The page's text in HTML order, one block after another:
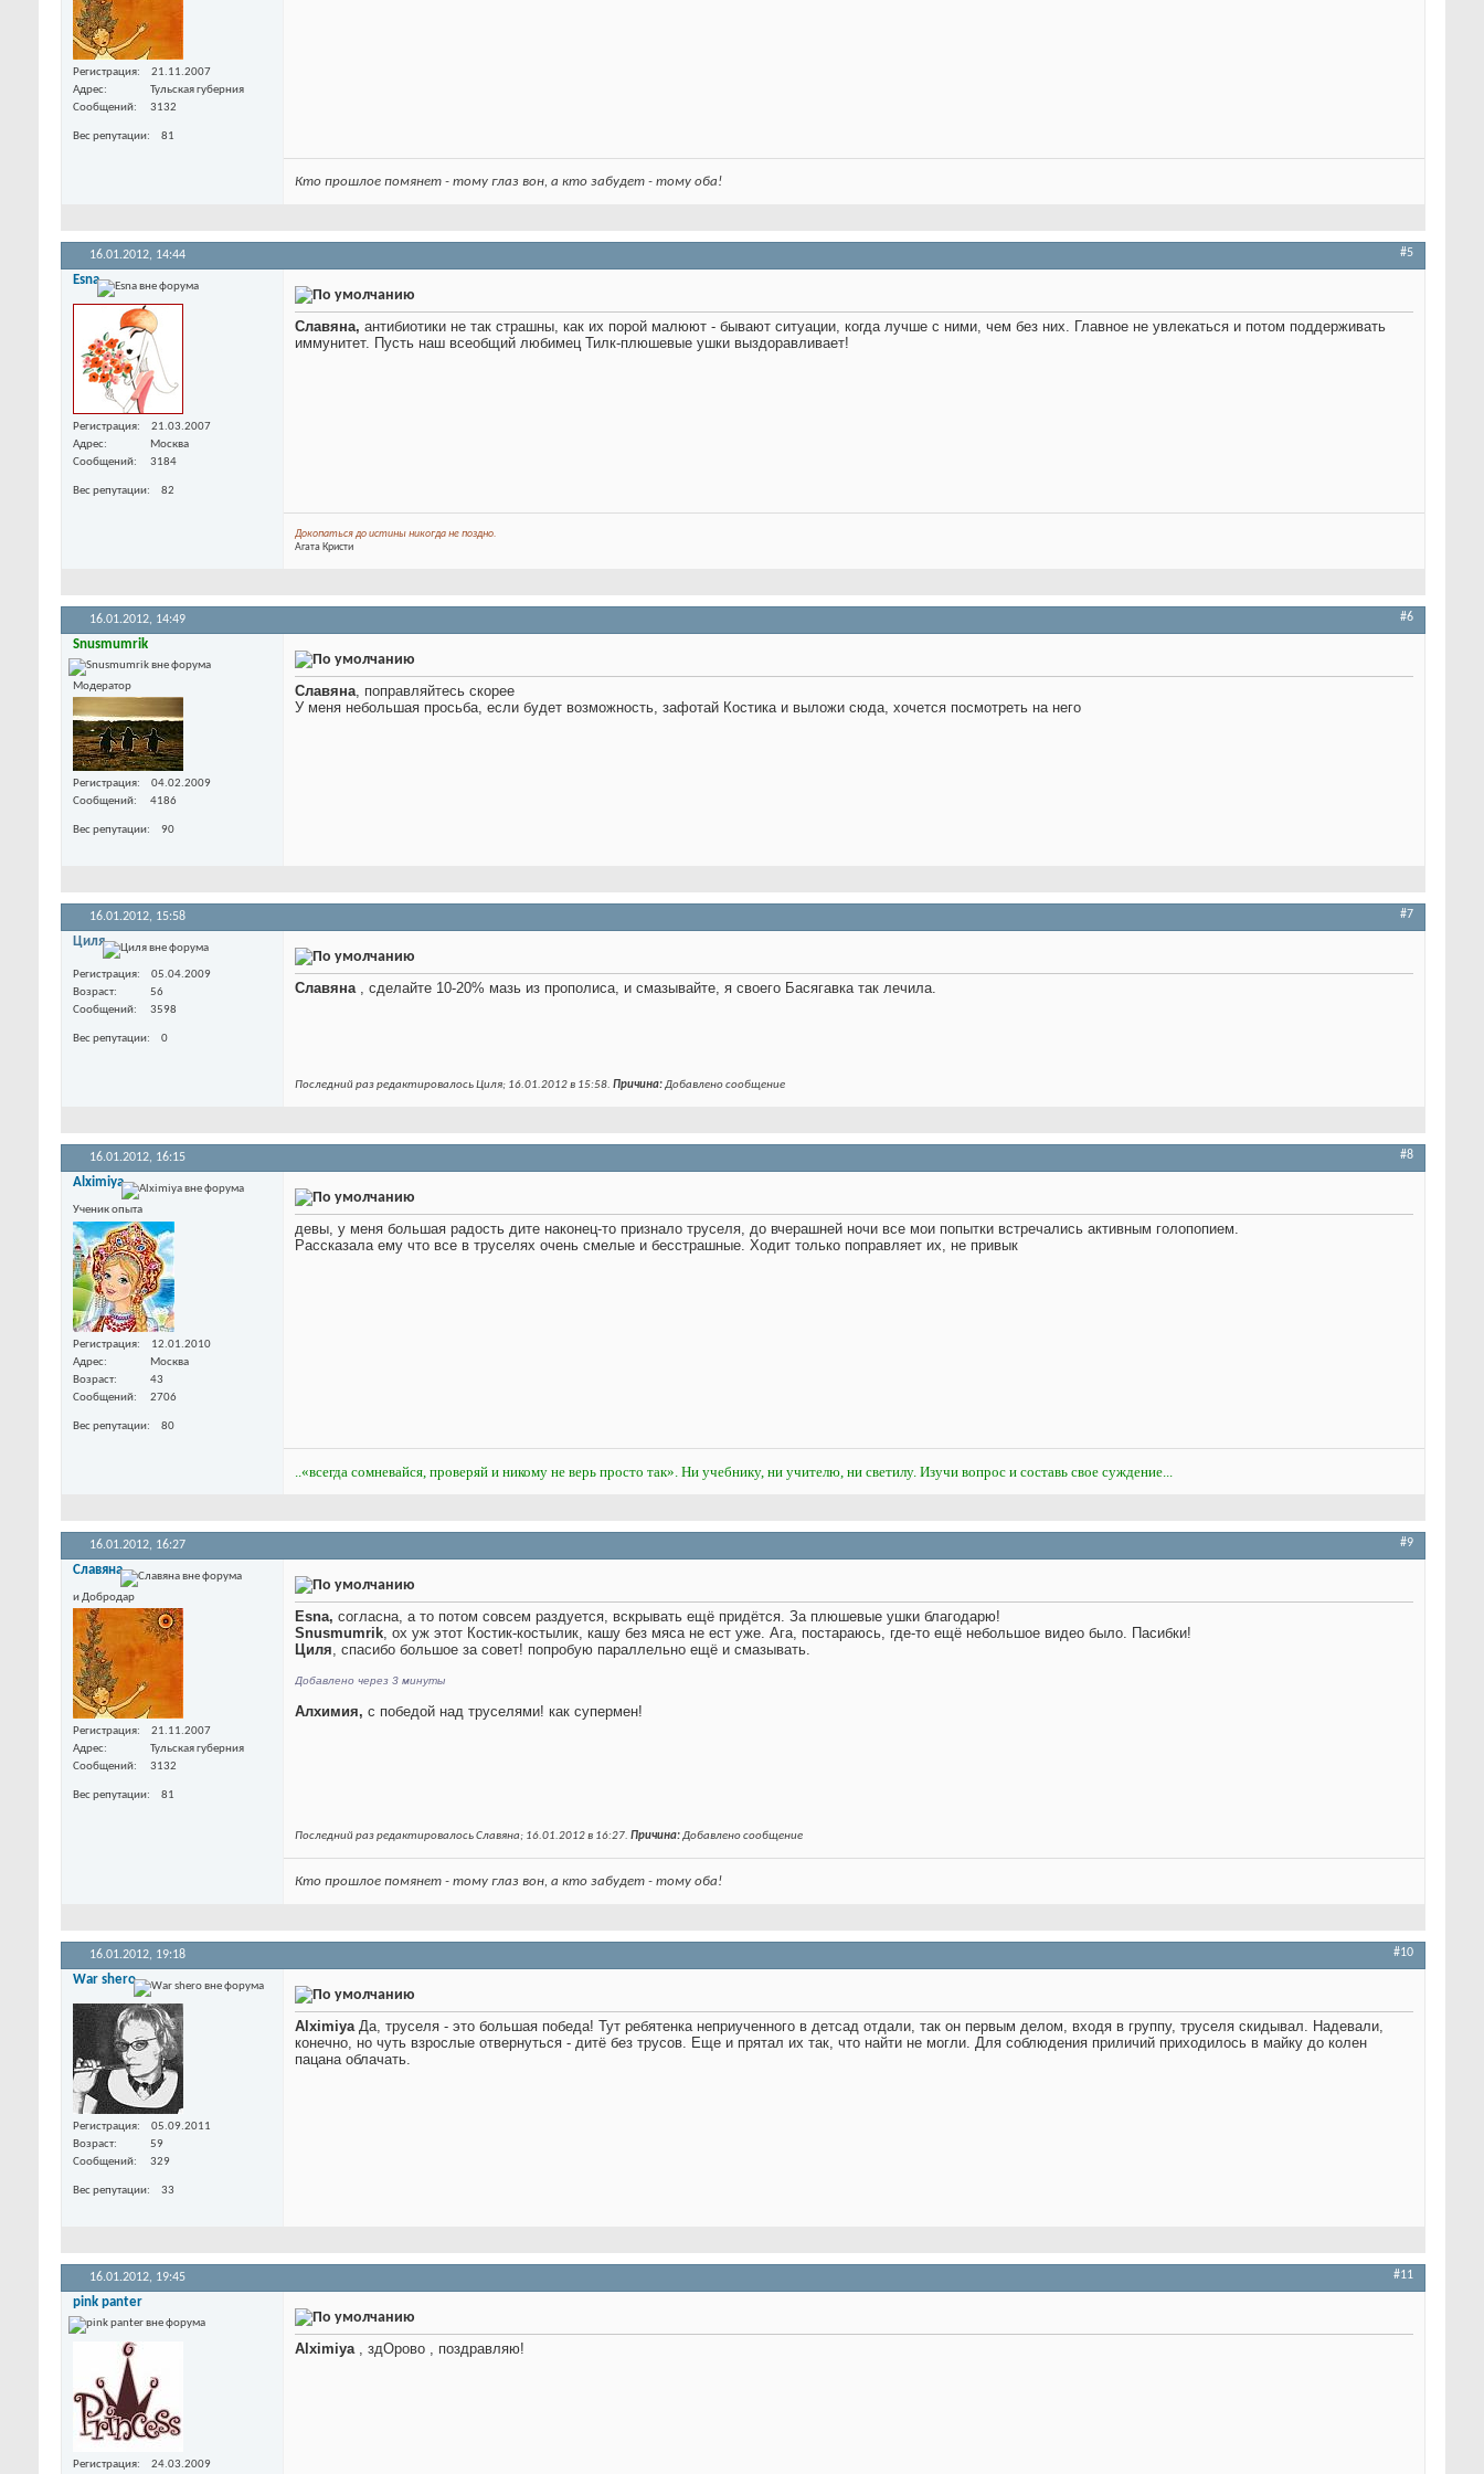
Регистрация
21.11.2007
Адрес
Тульская губерния
Сообщений
3132
Вес репутации 81
Кто прошлое помянет - тому глаз вон, а кто забудет - тому оба!
16.01.2012, 14:44 #5
Esna
Регистрация
21.03.2007
Адрес
Москва
Сообщений
3184
Вес репутации 82
Славяна, антибиотики не так страшны, как их порой малюют - бывают ситуации, когда лучше с ними, чем без них. Главное не увлекаться и потом поддерживать
иммунитет. Пусть наш всеобщий любимец Тилк-плюшевые ушки выздоравливает!
Докопаться до истины никогда не поздно.
Агата Кристи
16.01.2012, 14:49 #6
Snusmumrik
Модератор
Регистрация
04.02.2009
Сообщений
4186
Вес репутации 90
Славяна, поправляйтесь скорее
У меня небольшая просьба, если будет возможность, зафотай Костика и выложи сюда, хочется посмотреть на него
16.01.2012, 15:58 #7
Циля
Регистрация
05.04.2009
Возраст
56
Сообщений
3598
Вес репутации 0
Славяна, сделайте 10-20% мазь из прополиса, и смазывайте, я своего Басягавка так лечила.
Последний раз редактировалось Циля; 16.01.2012 в 15:58. Причина:Добавлено сообщение
16.01.2012, 16:15 #8
Alximiya
Ученик опыта
Регистрация
12.01.2010
Адрес
Москва
Возраст
43
Сообщений
2706
Вес репутации 80
девы, у меня большая радость дите наконец-то признало труселя, до вчерашней ночи все мои попытки встречались активным голопопием.
Рассказала ему что все в труселях очень смелые и бесстрашные. Ходит только поправляет их, не привык
..«всегда сомневайся, проверяй и никому не верь просто так». Ни учебнику, ни учителю, ни светилу. Изучи вопрос и составь свое суждение...
16.01.2012, 16:27 #9
Славяна
и Добродар
Регистрация
21.11.2007
Адрес
Тульская губерния
Сообщений
3132
Вес репутации 81
Esna, согласна, а то потом совсем раздуется, вскрывать ещё придётся. За плюшевые ушки благодарю!
Snusmumrik , ох уж этот Костик-костылик, кашу без мяса не ест уже . Ага, постараюсь, где-то ещё небольшое видео было. Пасибки!
Циля , спасибо большое за совет! попробую параллельно ещё и смазывать.
Добавлено через 3 минуты
Алхимия, с победой над труселями! как супермен!
Последний раз редактировалось Славяна; 16.01.2012 в 16:27. Причина:Добавлено сообщение
Кто прошлое помянет - тому глаз вон, а кто забудет - тому оба!
16.01.2012, 19:18 #10
War shero
Регистрация
05.09.2011
Возраст
59
Сообщений
329
Вес репутации 33
AlximiyaДа, труселя - это большая победа! Тут ребятенка неприученного в детсад отдали, так он первым делом, входя в группу, труселя скидывал. Надевали,
конечно, но чуть взрослые отвернуться - дитё без трусов. Еще и прятал их так, что найти не могли. Для соблюдения приличий приходилось в майку до колен
пацана облачать.
16.01.2012, 19:45 #11
pink panter
Регистрация 24.03.2009
Alximiya, здОрово , поздравляю!